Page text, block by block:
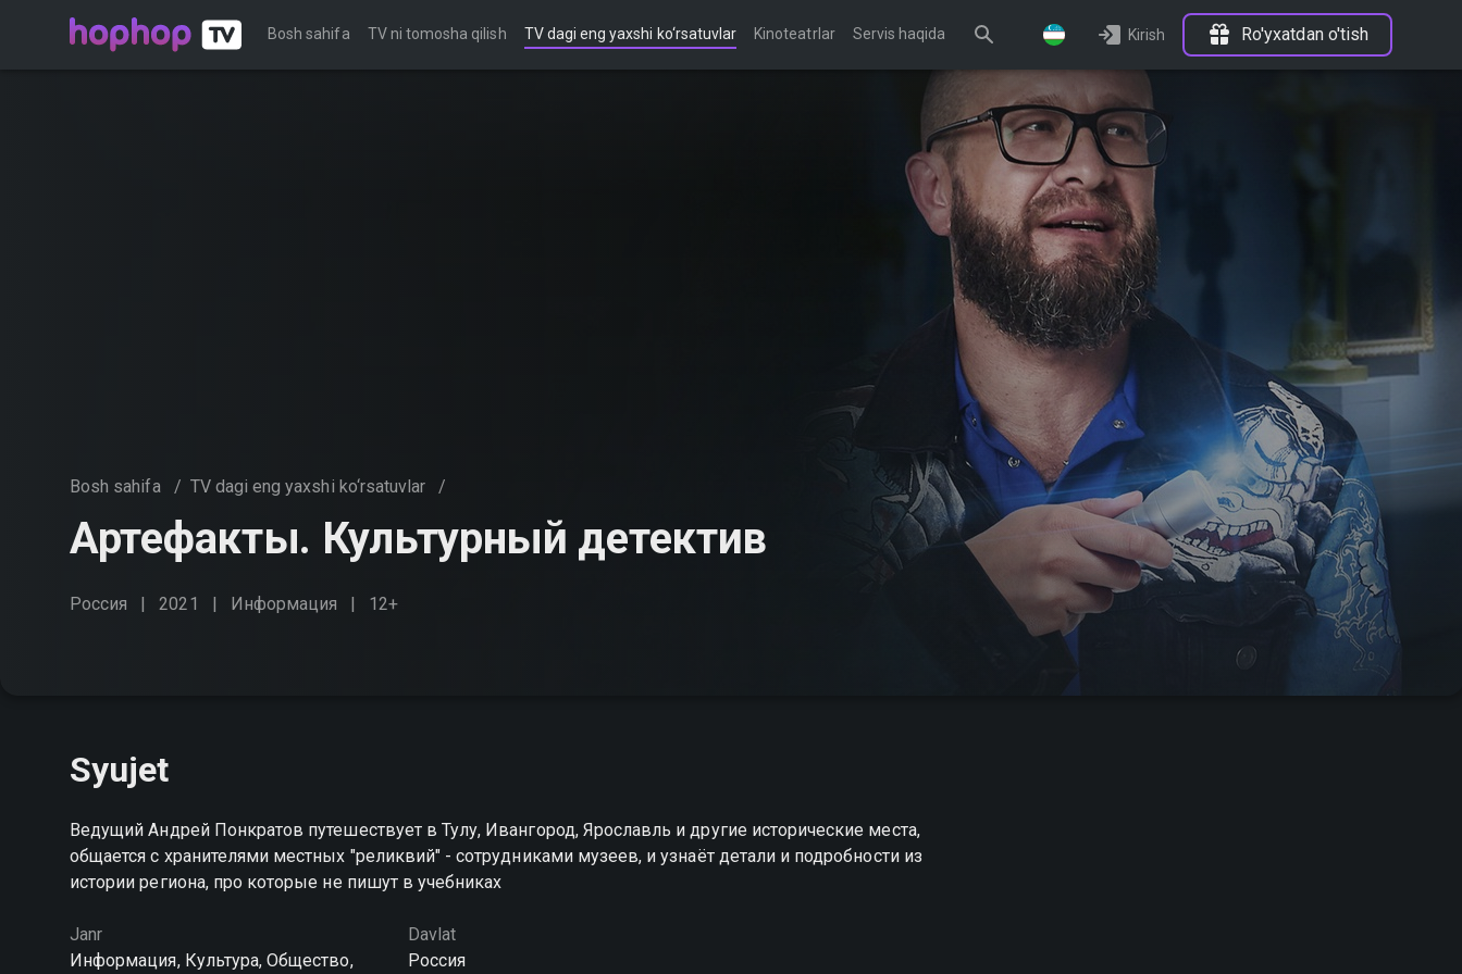
Bosh sahifa TV ni tomosha qilish TV dagi eng yaxshi ko‘rsatuvlar Kinoteatrlar Servis haqida Kirish Ro'yxatdan o'tish
Bosh sahifa / TV dagi eng yaxshi ko‘rsatuvlar /
Артефакты. Культурный детектив
Россия 2021 Информация 12+
Syujet
Ведущий Андрей Понкратов путешествует в Тулу, Ивангород, Ярославль и другие исторические места,
общается с хранителями местных "реликвий" - сотрудниками музеев, и узнаёт детали и подробности из
истории региона, про которые не пишут в учебниках
Janr
Информация, Культура, Общество,
Davlat
Россия